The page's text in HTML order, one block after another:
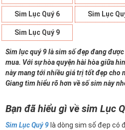
Sim Lục Quý 6 Sim Lục
Sim Lục Quý 9
Sim lục quý 9 là sim số đẹp đang
mua. Với sự hòa quyện hài hòa giữa
này mang tới nhiều giá trị tốt đẹp cho
Giang tìm hiểu rõ hơn về số sim này
Bạn đã hiểu gì về sim Lục
Sim Lục Quý 9 là dòng sim số đẹp có